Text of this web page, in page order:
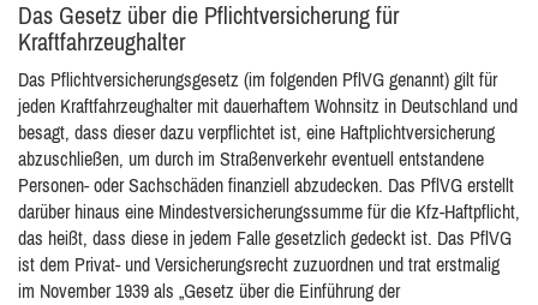
Das Gesetz über die Pflichtversicherung für
Kraftfahrzeughalter
Das Pflichtversicherungsgesetz (im folgenden PflVG genannt) gilt für
jeden Kraftfahrzeughalter mit dauerhaftem Wohnsitz in Deutschland und
besagt, dass dieser dazu verpflichtet ist, eine Haftplichtversicherung
abzuschließen, um durch im Straßenverkehr eventuell entstandene
Personen- oder Sachschäden finanziell abzudecken. Das PflVG erstellt
darüber hinaus eine Mindestversicherungssumme für die Kfz-Haftpflicht,
das heißt, dass diese in jedem Falle gesetzlich gedeckt ist. Das PflVG
ist dem Privat- und Versicherungsrecht zuzuordnen und trat erstmalig
im November 1939 als „Gesetz über die Einführung der